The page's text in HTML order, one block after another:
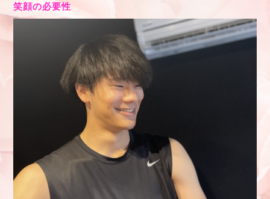
笑顔の必要性